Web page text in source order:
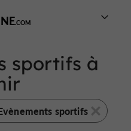
sportifs à
sportifs